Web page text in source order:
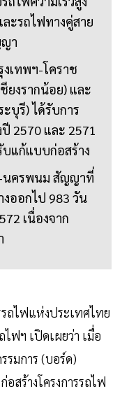
ะรถไฟทางคู่สาย
า
งเทพฯ-โคราช
ยงรากน้อย) และ
บุรี) ได้รับการ
2570 และ 2571
บแก้แบบก่อสร้าง
-นครพนม สัญญาที่
งออกไป 983 วัน
เนื่องจาก
ถไฟแห่งประเทศไทย
ฟฯ เปิดเผยว่า เมื่อ
มการ (บอร์ด)
ร้างโครงการรถไฟ